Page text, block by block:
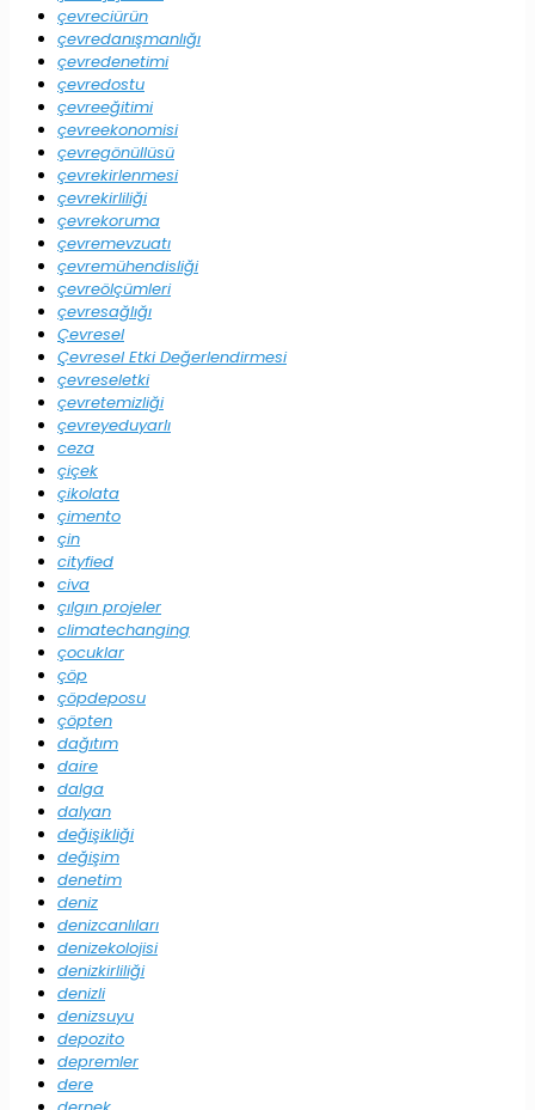
çevreciürün
çevredanışmanlığı
çevredenetimi
çevredostu
çevreeğitimi
çevreekonomisi
çevregönüllüsü
çevrekirlenmesi
çevrekirliliği
çevrekoruma
çevremevzuatı
çevremühendisliği
çevreölçümleri
çevresağlığı
Çevresel
Çevresel Etki Değerlendirmesi
çevreseletki
çevretemizliği
çevreyeduyarlı
ceza
çiçek
çikolata
çimento
çin
cityfied
civa
çılgın projeler
climatechanging
çocuklar
çöp
çöpdeposu
çöpten
dağıtım
daire
dalga
dalyan
değişikliği
değişim
denetim
deniz
denizcanlıları
denizekolojisi
denizkirliliği
denizli
denizsuyu
depozito
depremler
dere